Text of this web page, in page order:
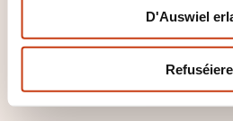
D'Auswiel
Famille
er